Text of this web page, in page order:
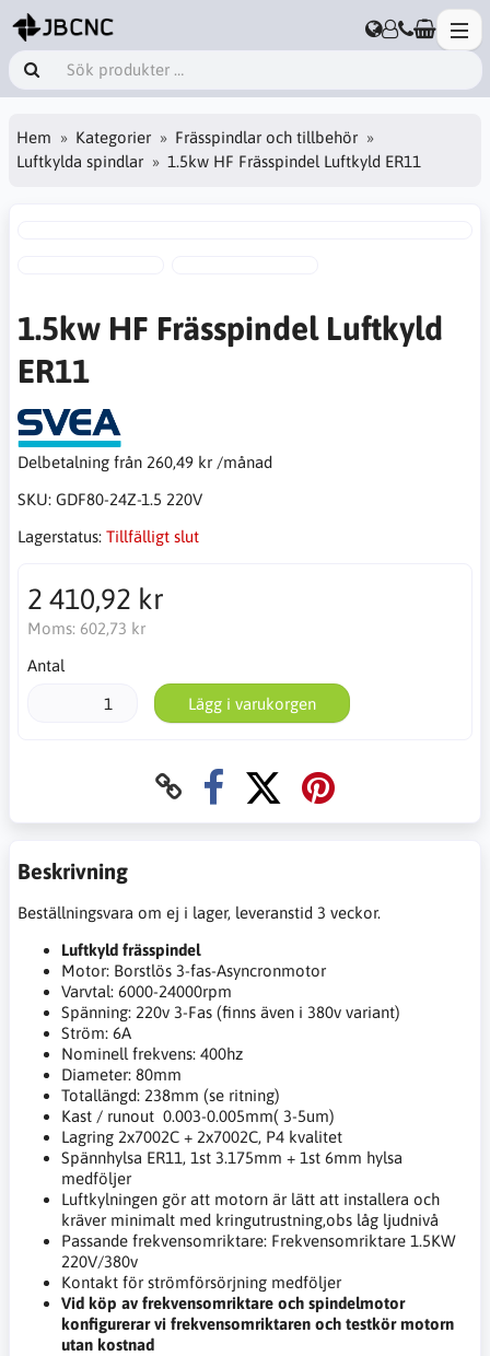
Hem Kategorier
Frässpindlar och tillbehör
Luftkylda spindlar
1.5kw HF Frässpindel Luftkyld ER11
1.5kw HF Frässpindel Luftkyld
ER11
Delbetalning från 260,49 kr /månad
SKU: GDF80-24Z-1.5 220V
Lagerstatus: Tillfälligt slut
2 410,92 kr
Moms: 602,73 kr
Antal
Lägg i varukorgen
Beskrivning
Beställningsvara om ej i lager, leveranstid 3 veckor.
Luftkyld frässpindel
Motor: Borstlös 3-fas-Asyncronmotor
Varvtal: 6000-24000rpm
Spänning: 220v 3-Fas (finns även i 380v variant)
Ström: 6A
Nominell frekvens: 400hz
Diameter: 80mm
Totallängd: 238mm (se ritning)
Kast / runout 0.003-0.005mm( 3-5um)
Lagring 2x7002C + 2x7002C, P4 kvalitet
Spännhylsa ER11, 1st 3.175mm + 1st 6mm hylsa
medföljer
Luftkylningen gör att motorn är lätt att installera och
kräver minimalt med kringutrustning,obs låg ljudnivå
Passande frekvensomriktare: Frekvensomriktare 1.5KW
220V/380v
Kontakt för strömförsörjning medföljer
Vid köp av frekvensomriktare och spindelmotor
konfigurerar vi frekvensomriktaren och testkör motorn
utan kostnad